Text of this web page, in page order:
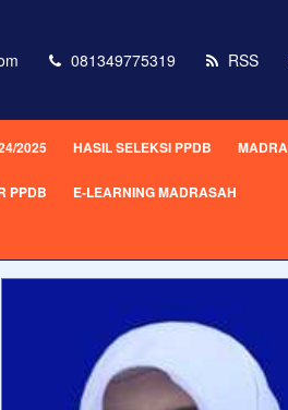
081349775319 RSS
2025 HASIL SELEKSI PPDB
PPDB E-LEARNING MADRASAH